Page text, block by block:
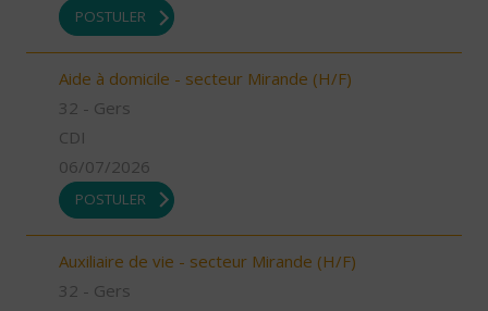
POSTULER
Aide à domicile - secteur Mirande (H/F)
32 - Gers
CDI
06/07/2026
POSTULER
Auxiliaire de vie - secteur Mirande (H/F)
32 - Gers